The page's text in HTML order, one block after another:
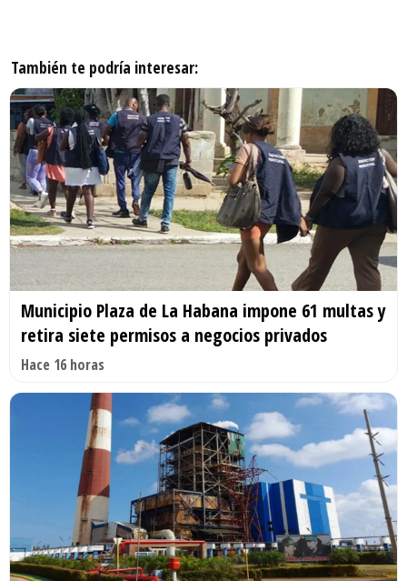
También te podría interesar:
Municipio Plaza de La Habana impone 61 multas y
retira siete permisos a negocios privados
Hace 16 horas